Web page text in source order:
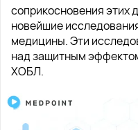
соприкосновения этих
новейшие
медицины. Эти
над защитным
ХОБЛ.